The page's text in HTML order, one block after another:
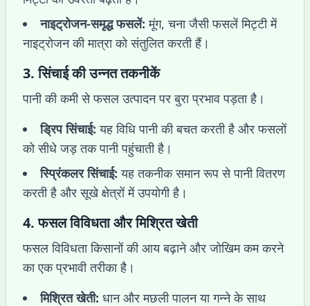
नाइट्रोजन-समृद्ध फसलें: मूंग, चना जैसी फसलें मिट्टी में
नाइट्रोजन की मात्रा को संतुलित करती हैं।
3.सिंचाई की उन्नत तकनीकें
पानी की कमी से फसल उत्पादन पर बुरा प्रभाव पड़ता है।
ड्रिप सिंचाई: यह विधि पानी की बचत करती है और फसलों
को सीधे जड़ तक पानी पहुंचाती है।
स्प्रिंकलर सिंचाई: यह तकनीक समान रूप से पानी वितरण
करती है और सूखे क्षेत्रों में उपयोगी है।
4.फसल विविधता और मिश्रित खेती
फसल विविधता किसानों की आय बढ़ाने और जोखिम कम करने
का एक प्रभावी तरीका है।
मिश्रित खेती: धान और मछली पालन या गन्ने के साथ